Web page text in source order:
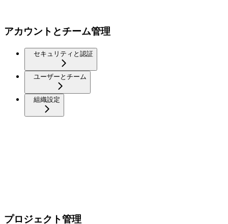
アカウントとチーム管理
セキュリティと認証
ユーザーとチーム
組織設定
プロジェクト管理